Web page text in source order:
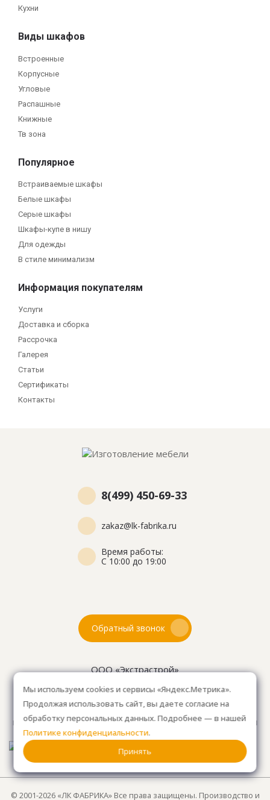
Кухни
Виды шкафов
Встроенные
Корпусные
Угловые
Распашные
Книжные
Тв зона
Популярное
Встраиваемые шкафы
Белые шкафы
Серые шкафы
Шкафы-купе в нишу
Для одежды
В стиле минимализм
Информация покупателям
Услуги
Доставка и сборка
Рассрочка
Галерея
Статьи
Сертификаты
Контакты
8(499) 450-69-33
zakaz@lk-fabrika.ru
Время работы:
С 10:00 до 19:00
Обратный звонок
ООО «Экстрастрой»
ОГРН 1157746804753
Как проехать: 15км от Мкад, в среднем 10-15 мин. на
машине.Для клиентов без авто, оплачиваем такси
от м. Анино.
© 2001-2026 «ЛК ФАБРИКА» Все права защищены. Производство и
Мы используем cookies и сервисы «Яндекс.Метрика».
Продолжая использовать сайт, вы даете согласие на
обработку персональных данных. Подробнее — в нашей
Политике конфиденциальности.
Принять